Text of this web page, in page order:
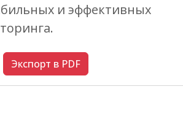
и эффективных
Экспорт в PDF